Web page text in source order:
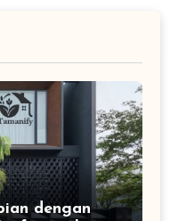
dengan